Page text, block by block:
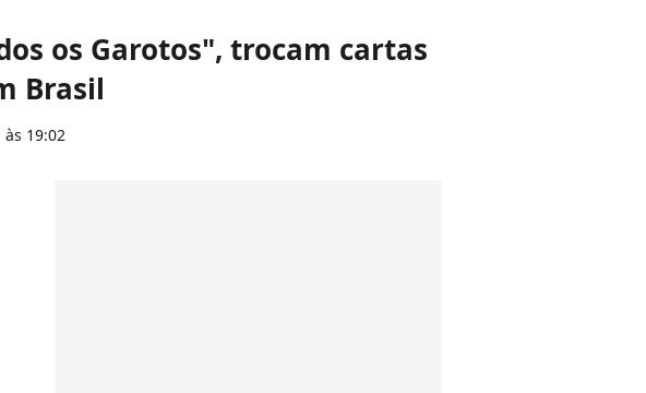
os Garotos", trocam cartas
Brasil
19:02